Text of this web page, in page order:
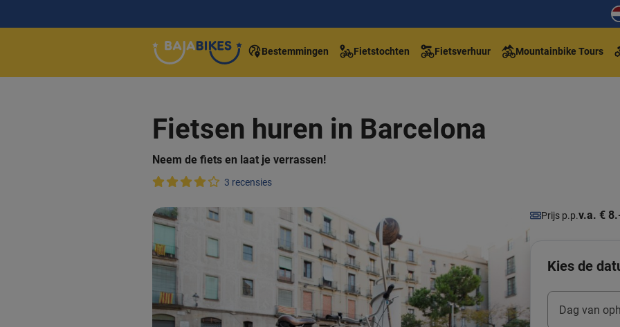
Bestemmingen Fietstochten Fietsverhuur Mountainbike Tours
Fietsen huren in Barcelona
Neem de fiets en laat je verrassen!
3 recensies
Prijs p.p.v.a. €
Kies de
Dag van